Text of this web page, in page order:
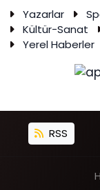
Yazarlar
Kültür-Sanat
Yerel Haberler
RSS